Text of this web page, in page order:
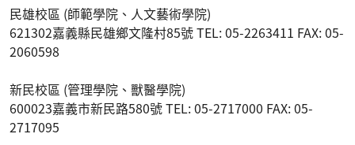
民雄校區 (師範學院、人文藝術學院)
621302嘉義縣民雄鄉文隆村85號 TEL: 05-2263411 FAX: 05-
2060598
新民校區 (管理學院、獸醫學院)
600023嘉義市新民路580號 TEL: 05-2717000 FAX: 05-
2717095